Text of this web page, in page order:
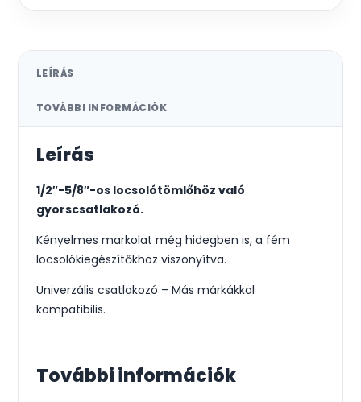
LEÍRÁS
TOVÁBBI INFORMÁCIÓK
Leírás
1/2″-5/8″-os locsolótömlőhöz való
gyorscsatlakozó.
Kényelmes markolat még hidegben is, a fém
locsolókiegészítőkhöz viszonyítva.
Univerzális csatlakozó – Más márkákkal
kompatibilis.
További információk